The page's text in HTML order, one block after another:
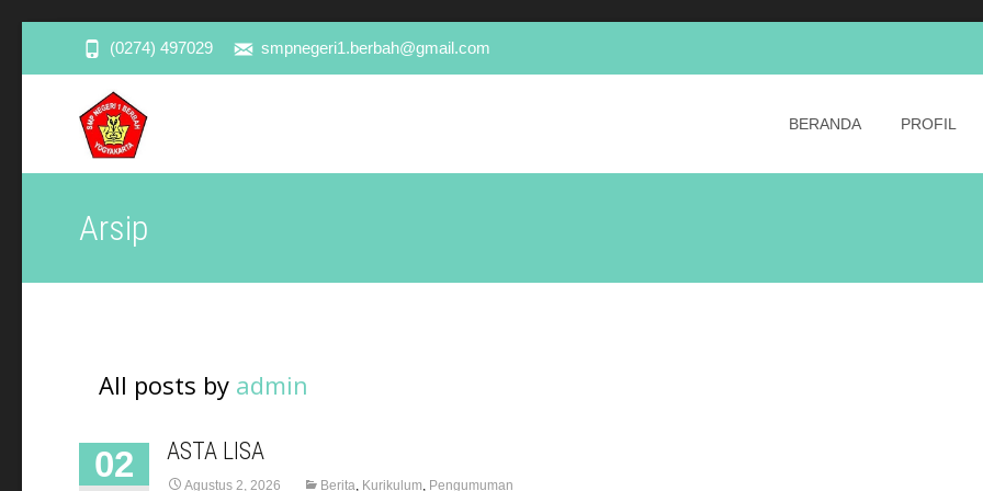
(0274) 497029 smpnegeri1.berbah@gmail.com
BERANDA PROFIL
Arsip
All posts by admin
02 ASTA LISA
Agustus 2, 2026 Berita, Kurikulum, Pengumuman